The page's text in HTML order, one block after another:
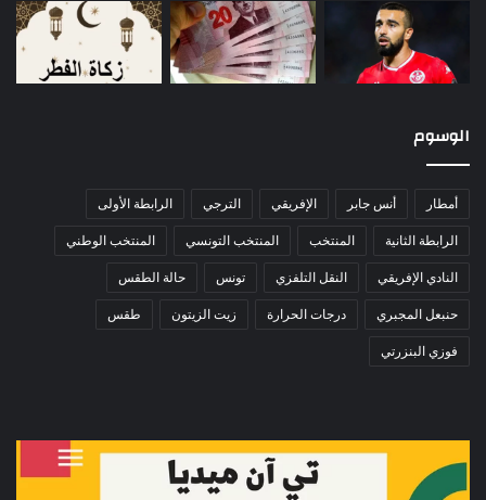
الوسوم
أمطار أنس جابر الإفريقي الترجي الرابطة الأولى
الرابطة الثانية المنتخب المنتخب التونسي المنتخب الوطني
النادي الإفريقي النقل التلفزي تونس حالة الطقس
حنبعل المجبري درجات الحرارة زيت الزيتون طقس
فوزي البنزرتي